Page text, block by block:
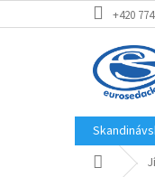
na
+420
Domů